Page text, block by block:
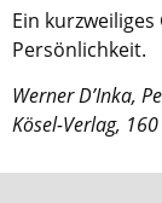
Ein
Persönlichkeit.
Werner D’Inka,
Kösel-Verlag,